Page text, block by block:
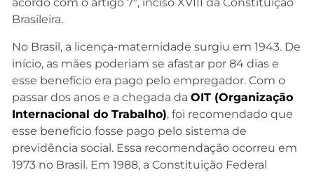
acordo com o artigo 7º, inciso XVIII da Constituição
Brasileira.
No Brasil, a licença-maternidade surgiu em 1943. De
início, as mães poderiam se afastar por 84 dias e
esse benefício era pago pelo empregador. Com o
passar dos anos e a chegada da OIT (Organização
Internacional do Trabalho), foi recomendado que
esse benefício fosse pago pelo sistema de
previdência social. Essa recomendação ocorreu em
1973 no Brasil. Em 1988, a Constituição Federal